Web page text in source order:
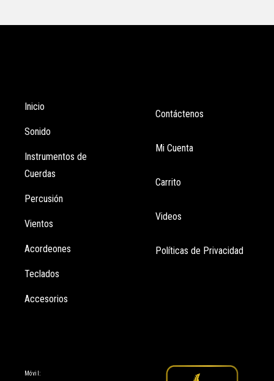
Inicio
Sonido
Instrumentos de
Cuerdas
Percusión
Vientos
Acordeones
Teclados
Accesorios
Contáctenos
Mi Cuenta
Carrito
Videos
Políticas de Privacidad
Móvil: